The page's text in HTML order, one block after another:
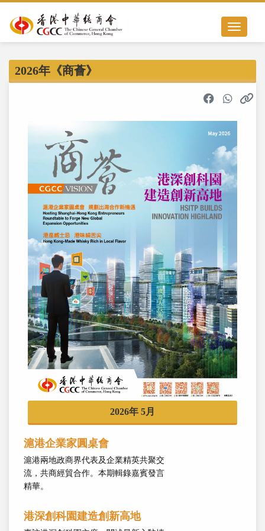
Toggle
2026年《商薈》
2026年 5月
滬港企業家圓桌會
滬港兩地政商界代表及企業精英共聚交
流，共商經貿合作。本期輯錄嘉賓發言
精華。
港深創科園建造創新高地